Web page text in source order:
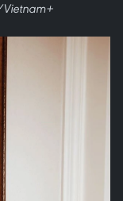
Vietnam+